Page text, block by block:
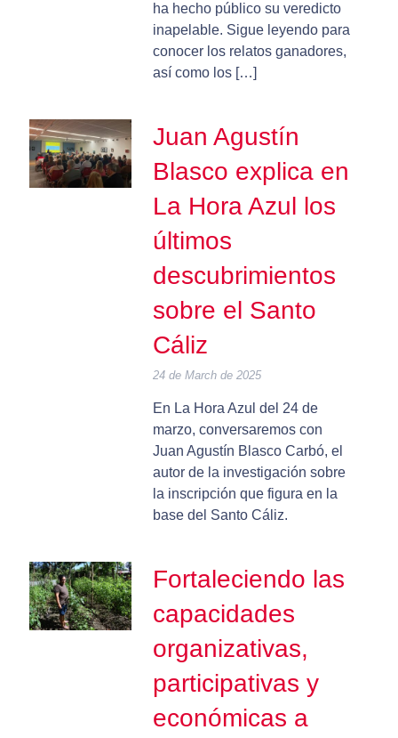
ha hecho público su veredicto
inapelable. Sigue leyendo para
conocer los relatos ganadores,
así como los […]
Juan Agustín
Blasco explica en
La Hora Azul los
últimos
descubrimientos
sobre el Santo
Cáliz
24 de March de 2025
En La Hora Azul del 24 de
marzo, conversaremos con
Juan Agustín Blasco Carbó, el
autor de la investigación sobre
la inscripción que figura en la
base del Santo Cáliz.
Fortaleciendo las
capacidades
organizativas,
participativas y
económicas a